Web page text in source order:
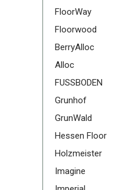
FloorWay
Floorwood
BerryAlloc
Alloc
FUSSBODEN
Grunhof
GrunWald
Hessen Floor
Holzmeister
Imagine